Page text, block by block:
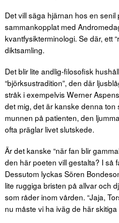
Det vill säga hjärnan hos en
sammankopplat med
kvantfysikterminologi. Se där, ett
diktsamling.
Det blir lite andlig-filosofisk
“björksustradition”, den där
stråk i exempelvis Werner
det mig, det är kanske denna ton
munnen på patienten, den
ofta präglar livet slutskede.
Är det kanske “när fan blir
den här poeten vill gestalta? I så
Dessutom lyckas Sören
lite ruggiga bristen på allvar och
som råder inom vården. “Jaja,
nu måste vi ha iväg de här